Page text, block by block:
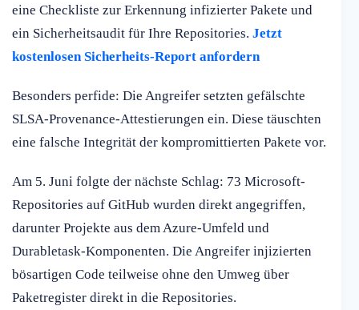
eine Checkliste zur Erkennung infizierter Pakete und
ein Sicherheitsaudit für Ihre Repositories. Jetzt
kostenlosen Sicherheits-Report anfordern
Besonders perfide: Die Angreifer setzten gefälschte
SLSA-Provenance-Attestierungen ein. Diese täuschten
eine falsche Integrität der kompromittierten Pakete vor.
Am 5. Juni folgte der nächste Schlag: 73 Microsoft-
Repositories auf GitHub wurden direkt angegriffen,
darunter Projekte aus dem Azure-Umfeld und
Durabletask-Komponenten. Die Angreifer injizierten
bösartigen Code teilweise ohne den Umweg über
Paketregister direkt in die Repositories.